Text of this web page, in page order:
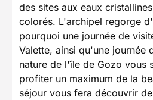
des sites aux eaux
colorés. L'archipel regorge
pourquoi une journée de
Valette, ainsi qu'une journée
nature de l'île de Gozo vous
profiter un maximum de la
séjour vous fera découvrir